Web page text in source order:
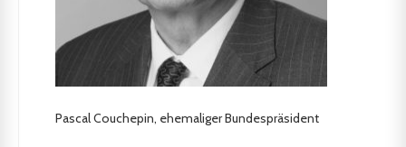
Pascal Couchepin, ehemaliger Bundespräsident